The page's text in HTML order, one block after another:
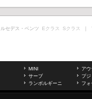
セデス・ベンツ Eクラス Sクラス ｜
MINI アウ
サーブ プジ
ランボルギーニ フォ